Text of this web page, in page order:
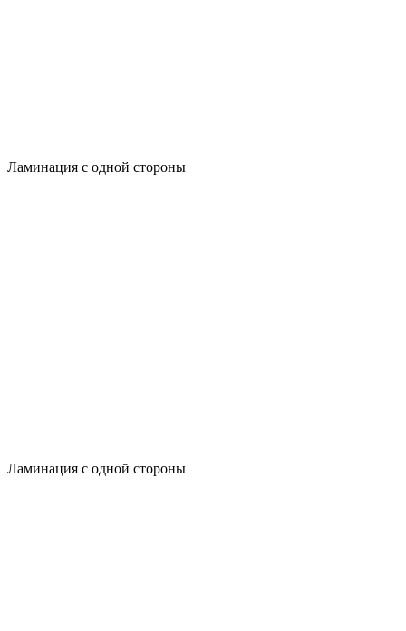
Ламинация с одной стороны
Ламинация с одной стороны